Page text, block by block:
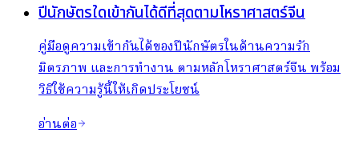
ปีนักษัตรใดเข้ากันได้ดีที่สุดตามโหราศาสตร์จีน
คู่มือดูความเข้ากันได้ของปีนักษัตรในด้านความรัก
มิตรภาพ และการทำงาน ตามหลักโหราศาสตร์จีน พร้อม
วิธีใช้ความรู้นี้ให้เกิดประโยชน์
อ่านต่อ